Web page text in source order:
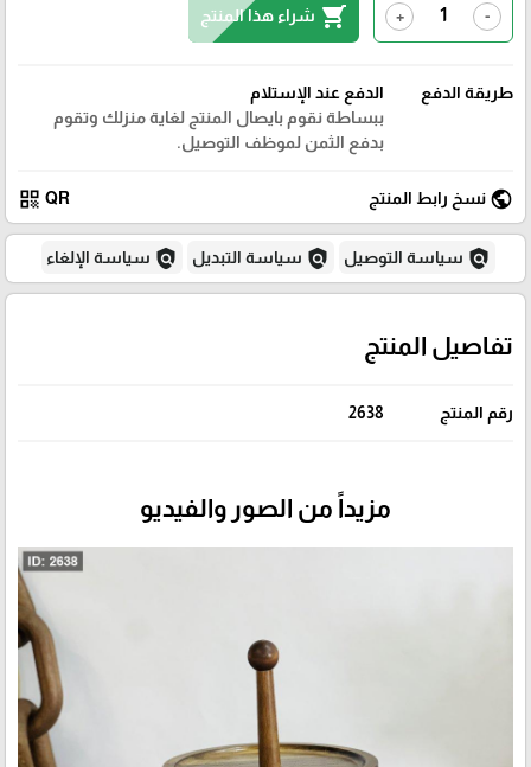
-
+
shopping_cart شراء هذا المنتج
طريقة الدفع
الدفع عند الإستلام
ببساطة نقوم بايصال المنتج لغاية منزلك وتقوم
بدفع الثمن لموظف التوصيل.
public نسخ رابط المنتج QR
qr_code
policy سياسة التوصيل policy سياسة التبديل policy سياسة الإلغاء
تفاصيل المنتج
رقم المنتج 2638
مزيداً من الصور والفيديو